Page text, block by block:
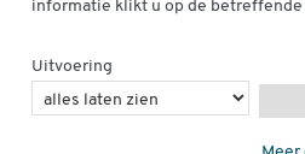
informatie klikt u op de betreffende
Uitvoering